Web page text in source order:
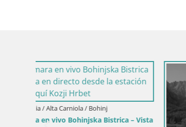
Eslovenia / Alta Carniola / Kranjska Gora
Esquí Kranjska Gora | Brsnina